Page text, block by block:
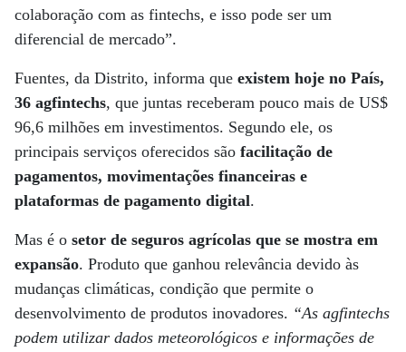
colaboração com as fintechs, e isso pode ser um
diferencial de mercado”.
Fuentes, da Distrito, informa que existem hoje no País,
36 agfintechs, que juntas receberam pouco mais de US$
96,6 milhões em investimentos. Segundo ele, os
principais serviços oferecidos são facilitação de
pagamentos, movimentações financeiras e
plataformas de pagamento digital.
Mas é o setor de seguros agrícolas que se mostra em
expansão. Produto que ganhou relevância devido às
mudanças climáticas, condição que permite o
desenvolvimento de produtos inovadores. “As agfintechs
podem utilizar dados meteorológicos e informações de